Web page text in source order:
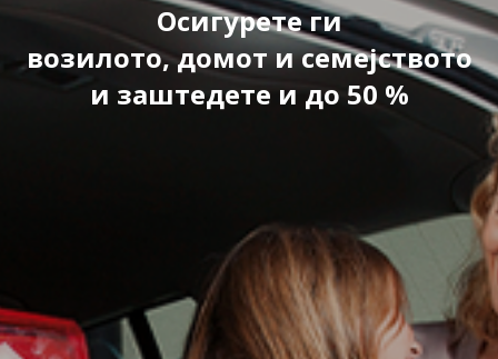
Осигурете ги
возилото, домот и семејството
и заштедете и до 50 %